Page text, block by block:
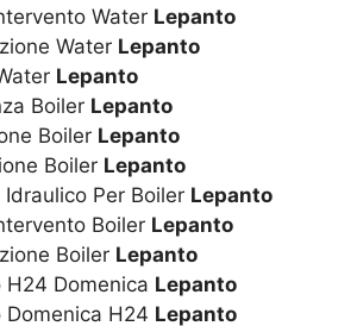
Water Lepanto
Water Lepanto
Lepanto
Boiler Lepanto
Boiler Lepanto
Boiler Lepanto
Idraulico Per Boiler Lepanto
Boiler Lepanto
Boiler Lepanto
H24 Domenica Lepanto
Domenica H24 Lepanto